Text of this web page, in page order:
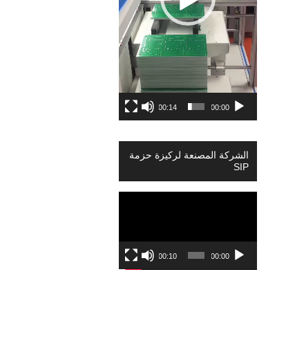
00:00
00:14
الشركة المصنعة لركيزة حزمة
SIP
00:00
00:10